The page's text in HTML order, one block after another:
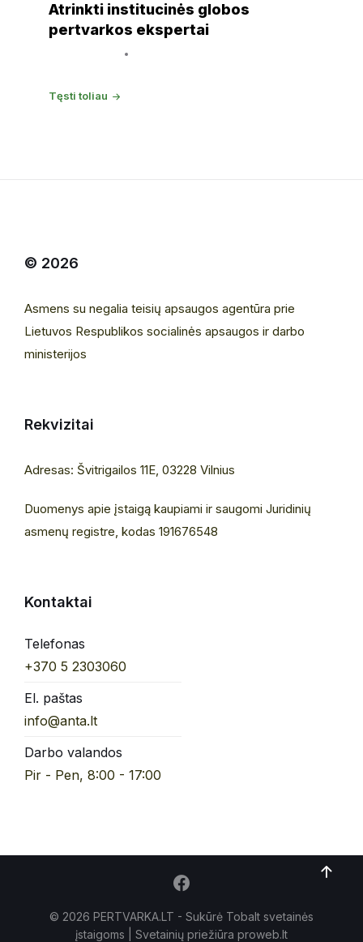
Atrinkti institucinės globos
pertvarkos ekspertai
Tęsti toliau
© 2026
Asmens su negalia teisių apsaugos agentūra prie
Lietuvos Respublikos socialinės apsaugos ir darbo
ministerijos
Rekvizitai
Adresas: Švitrigailos 11E, 03228 Vilnius
Duomenys apie įstaigą kaupiami ir saugomi Juridinių
asmenų registre, kodas 191676548
Kontaktai
Telefonas
+370 5 2303060
El. paštas
info@anta.lt
Darbo valandos
Pir - Pen, 8:00 - 17:00
© 2026 PERTVARKA.LT - Sukūrė Tobalt svetainės
įstaigoms | Svetainių priežiūra proweb.lt